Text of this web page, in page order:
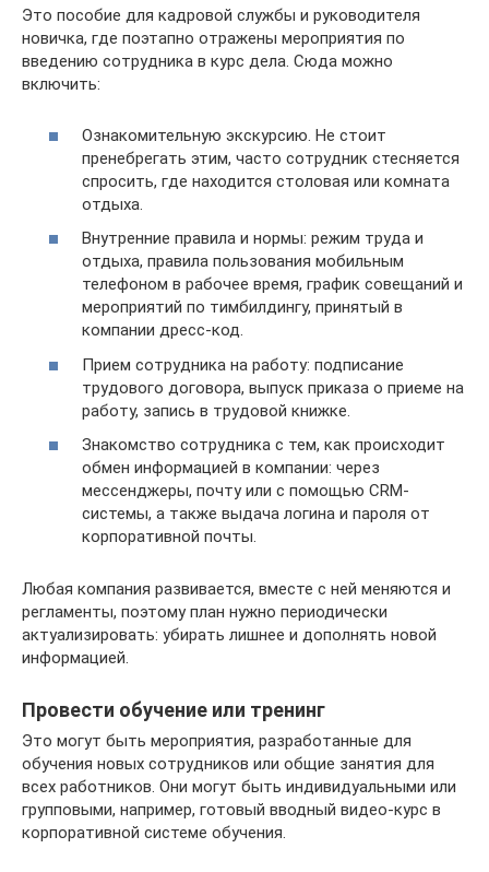
Это пособие для кадровой службы и руководителя
новичка, где поэтапно отражены мероприятия по
введению сотрудника в курс дела. Сюда можно
включить:
Ознакомительную экскурсию. Не стоит
пренебрегать этим, часто сотрудник стесняется
спросить, где находится столовая или комната
отдыха.
Внутренние правила и нормы: режим труда и
отдыха, правила пользования мобильным
телефоном в рабочее время, график совещаний и
мероприятий по тимбилдингу, принятый в
компании дресс-код.
Прием сотрудника на работу: подписание
трудового договора, выпуск приказа о приеме на
работу, запись в трудовой книжке.
Знакомство сотрудника с тем, как происходит
обмен информацией в компании: через
мессенджеры, почту или с помощью CRM-
системы, а также выдача логина и пароля от
корпоративной почты.
Любая компания развивается, вместе с ней меняются и
регламенты, поэтому план нужно периодически
актуализировать: убирать лишнее и дополнять новой
информацией.
Провести обучение или тренинг
Это могут быть мероприятия, разработанные для
обучения новых сотрудников или общие занятия для
всех работников. Они могут быть индивидуальными или
групповыми, например, готовый вводный видео-курс в
корпоративной системе обучения.